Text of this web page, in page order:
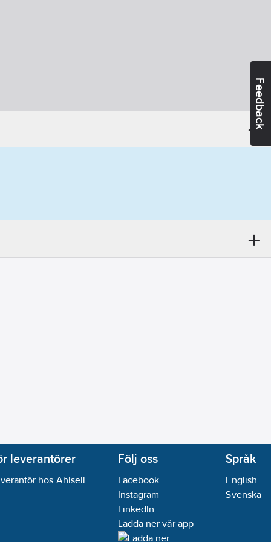
Feedback
leverantörer
hos Ahlsell
Följ oss
Facebook
Instagram
LinkedIn
Ladda ner vår app
Språk
English
Svenska